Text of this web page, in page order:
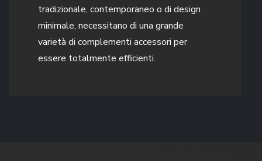
tradizionale, contemporaneo o di design
minimale, necessitano di una grande
varietà di complementi accessori per
essere totalmente efficienti.